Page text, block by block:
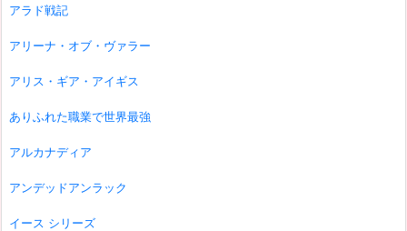
アラド戦記
アリーナ・オブ・ヴァラー
アリス・ギア・アイギス
ありふれた職業で世界最強
アルカナディア
アンデッドアンラック
イース シリーズ